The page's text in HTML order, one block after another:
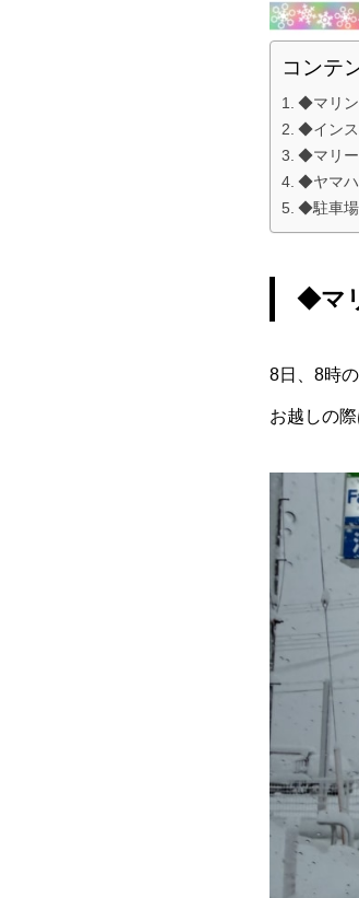
コンテ
◆マリン
◆インス
◆マリー
◆ヤマハ
◆駐車場
◆マ
8日、8時
お越しの